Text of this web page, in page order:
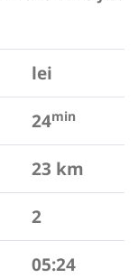
lei
24min
23 km
2
05:24